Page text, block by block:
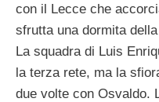
con il Lecce che
sfrutta una dormita
La squadra di Luis
la terza rete, ma la
due volte con Osvaldo.